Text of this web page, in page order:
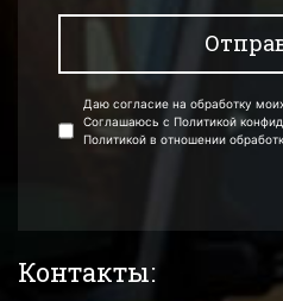
Даю согласие на обработку
Соглашаюсь с Политикой
Политикой в отношении
Контакты: